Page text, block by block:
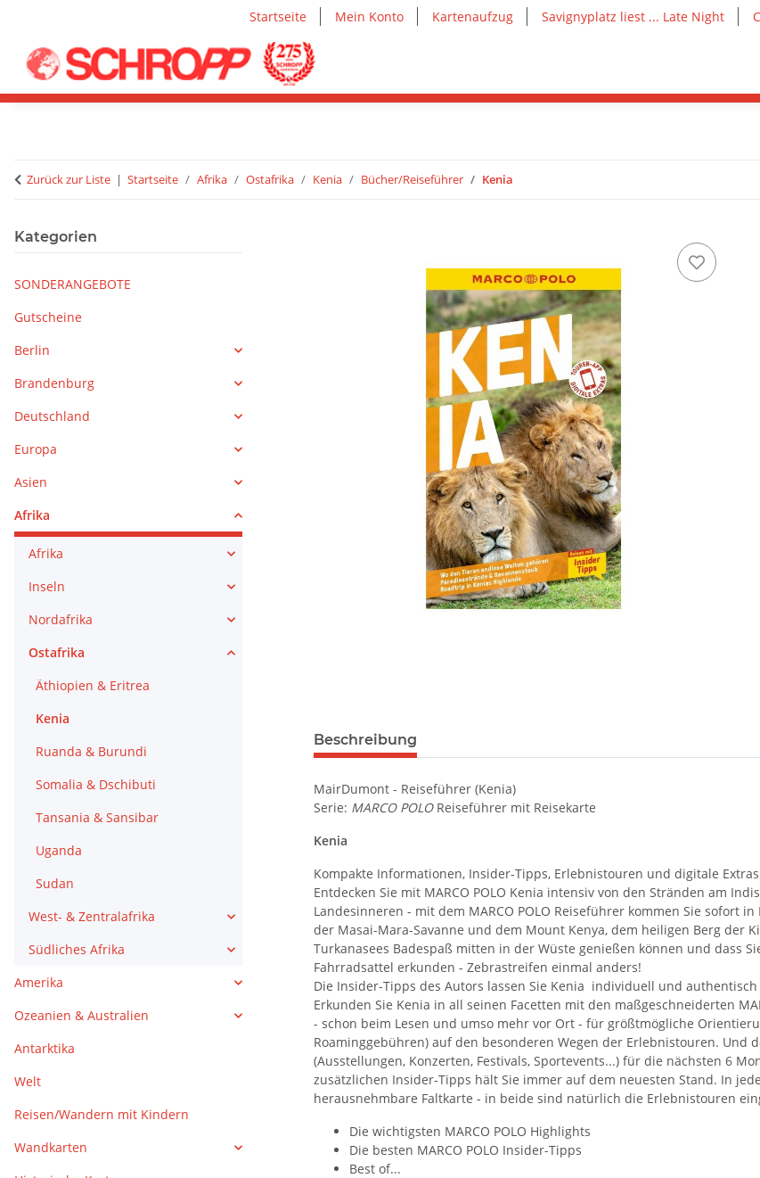
Startseite Mein Konto Kartenaufzug Savignyplatz liest ... Late Night
Zurück zur Liste Startseite Afrika Ostafrika Kenia Bücher/Reiseführer Kenia
Beschreibung
MairDumont - Reiseführer (Kenia)
Serie: MARCO POLOReiseführer mit Reisekarte
Kenia
Kompakte Informationen, Insider-Tipps, Erlebnistouren und digitale
Entdecken Sie mit MARCO POLO Kenia intensiv von den Stränden am
Landesinneren - mit dem MARCO POLO Reiseführer kommen Sie sofort
der Masai-Mara-Savanne und dem Mount Kenya, dem heiligen Berg der
Turkanasees Badespaß mitten in der Wüste genießen können und dass
Fahrradsattel erkunden - Zebrastreifen einmal anders!
Die Insider-Tipps des Autors lassen Sie Kenia individuell und
Erkunden Sie Kenia in all seinen Facetten mit den maßgeschneiderten
- schon beim Lesen und umso mehr vor Ort - für größtmögliche
Roaminggebühren) auf den besonderen Wegen der Erlebnistouren. Und
(Ausstellungen, Konzerten, Festivals, Sportevents...) für die nächsten 6
zusätzlichen Insider-Tipps hält Sie immer auf dem neuesten Stand. In
herausnehmbare Faltkarte - in beide sind natürlich die Erlebnistouren
Die wichtigsten MARCO POLO Highlights
Die besten MARCO POLO Insider-Tipps
Best of...
Kategorien
SONDERANGEBOTE
Gutscheine
Berlin
Brandenburg
Deutschland
Europa
Asien
Afrika
Afrika
Inseln
Nordafrika
Ostafrika
Äthiopien & Eritrea
Kenia
Ruanda & Burundi
Somalia & Dschibuti
Tansania & Sansibar
Uganda
Sudan
West- & Zentralafrika
Südliches Afrika
Amerika
Ozeanien & Australien
Antarktika
Welt
Reisen/Wandern mit Kindern
Wandkarten